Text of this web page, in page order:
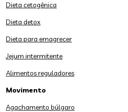
Dieta cetogênica
Dieta detox
Dieta para emagrecer
Jejum intermitente
Alimentos reguladores
Movimento
Agachamento búlgaro